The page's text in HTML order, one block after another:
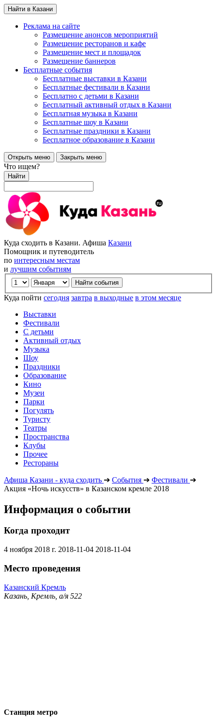
Найти в Казани
Реклама на сайте
Размещение анонсов мероприятий
Размещение ресторанов и кафе
Размещение мест и площадок
Размещение баннеров
Бесплатные события
Бесплатные выставки в Казани
Бесплатные фестивали в Казани
Бесплатно с детьми в Казани
Бесплатный активный отдых в Казани
Бесплатная музыка в Казани
Бесплатные шоу в Казани
Бесплатные праздники в Казани
Бесплатное образование в Казани
Открыть меню Закрыть меню
Что ищем?
Найти
Куда сходить в Казани. Афиша Казани
Помощник и путеводитель
по интересным местам
и лучшим событиям
Куда пойти сегодня завтра в выходные в этом месяце
Выставки
Фестивали
С детьми
Активный отдых
Музыка
Шоу
Праздники
Образование
Кино
Музеи
Парки
Погулять
Туристу
Театры
Пространства
Клубы
Прочее
Рестораны
Афиша Казани - куда сходить ➔ События ➔ Фестивали ➔
Акция «Ночь искусств» в Казанском кремле 2018
Информация о событии
Когда проходит
4 ноября 2018 г. 2018-11-04 2018-11-04
Место проведения
Казанский Кремль
Казань, Кремль, а/я 522
Станция метро